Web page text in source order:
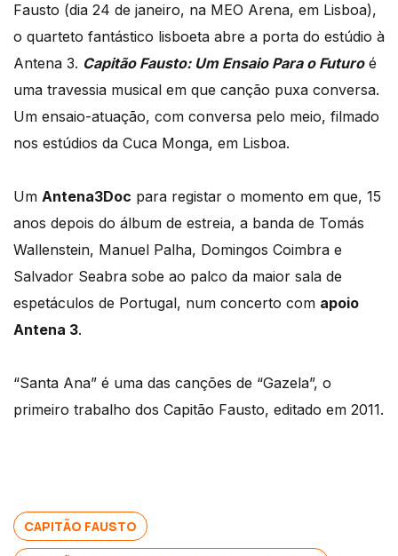
Fausto (dia 24 de janeiro, na MEO Arena, em Lisboa),
o quarteto fantástico lisboeta abre a porta do estúdio à
Antena 3. Capitão Fausto: Um Ensaio Para o Futuroé
uma travessia musical em que canção puxa conversa.
Um ensaio-atuação, com conversa pelo meio, filmado
nos estúdios da Cuca Monga, em Lisboa.
Um Antena3Doc para registar o momento em que, 15
anos depois do álbum de estreia, a banda de Tomás
Wallenstein, Manuel Palha, Domingos Coimbra e
Salvador Seabra sobe ao palco da maior sala de
espetáculos de Portugal, num concerto com apoio
Antena 3.
“Santa Ana” é uma das canções de “Gazela”, o
primeiro trabalho dos Capitão Fausto, editado em 2011.
CAPITÃO FAUSTO